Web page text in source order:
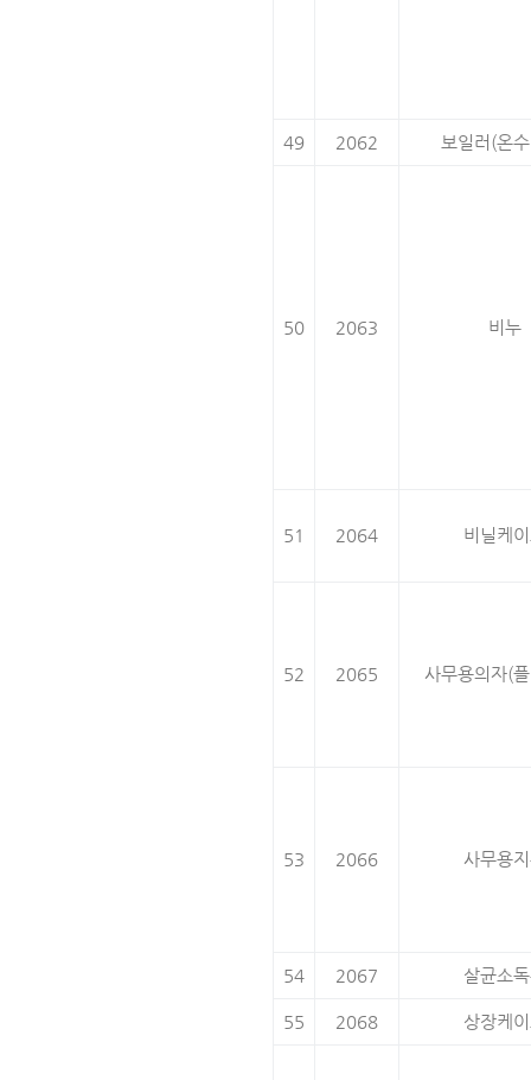
49 2062 보일러(온
50 2063 비누
51 2064 비닐케
52 2065 사무용의자(
53 2066 사무용
54 2067 살균소
55 2068 상장케